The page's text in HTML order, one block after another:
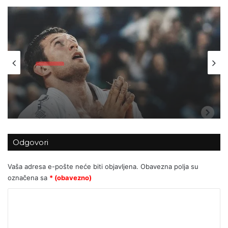
Svijet
16/09/2024
Gadljivo licemjerstvo stare Europe
Odgovori
Vaša adresa e-pošte neće biti objavljena. Obavezna polja su
označena sa * (obavezno)